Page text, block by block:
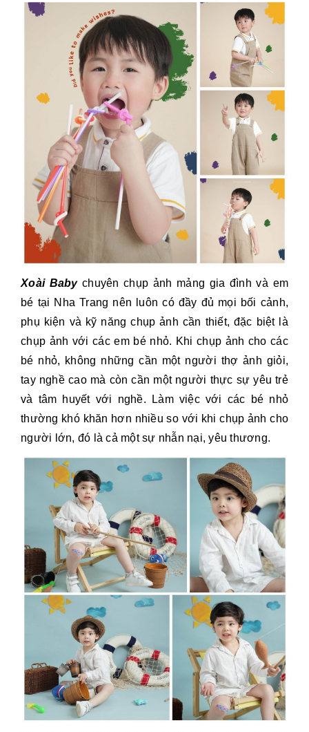
Xoài Babychuyên chụp ảnh mảng gia đình và em
bé tại Nha Trang nên luôn có đầy đủ mọi bối cảnh,
phụ kiện và kỹ năng chụp ảnh cần thiết, đặc biệt là
chụp ảnh với các em bé nhỏ. Khi chụp ảnh cho các
bé nhỏ, không những cần một người thợ ảnh giỏi,
tay nghề cao mà còn cần một người thực sự yêu trẻ
và tâm huyết với nghề. Làm việc với các bé nhỏ
thường khó khăn hơn nhiều so với khi chụp ảnh cho
người lớn, đó là cả một sự nhẫn nại, yêu thương.